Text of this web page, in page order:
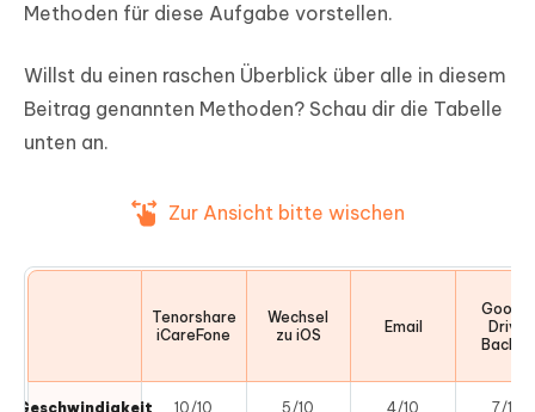
Methoden für diese Aufgabe vorstellen.
Willst du einen raschen Überblick über alle in diesem
Beitrag genannten Methoden? Schau dir die Tabelle
unten an.
Zur Ansicht bitte wischen
Tenorshare
iCareFone
Wechsel
zu iOS
Email
Google
Drive
Backup
Geschwindigkeit 10/10 5/10 4/10 7/10